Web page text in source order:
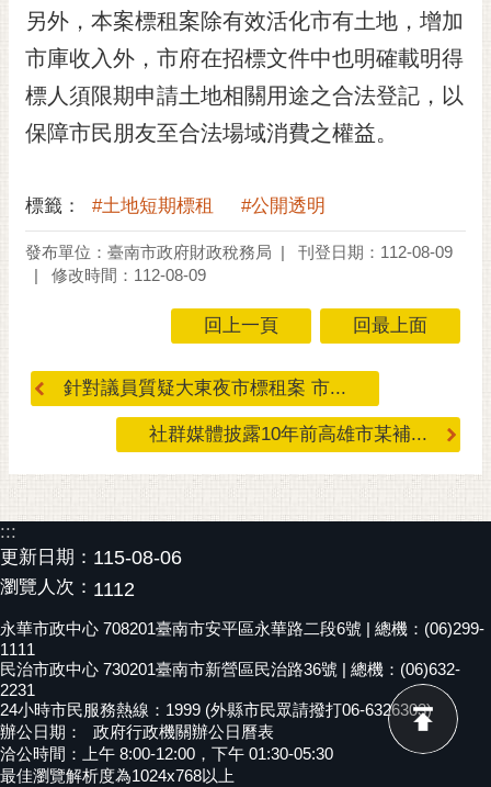
桐
花
祭
網
導
訂
閱
電
民
信
箱
English
日
本
語
隱
另外，本案標租案除有效活化市有土地，增加
市庫收入外，市府在招標文件中也明確載明得
標人須限期申請土地相關用途之合法登記，以
保障市民朋友至合法場域消費之權益。
標籤： #土地短期標租 #公開透明
發布單位：臺南市政府財政稅務局
刊登日期：112-08-09
修改時間：112-08-09
回上一頁 回最上面
針對議員質疑大東夜市標租案 市...
社群媒體披露10年前高雄市某補...
:::
更新日期： 115-08-06
瀏覽人次： 1112
永華市政中心 708201臺南市安平區永華路二段6號 | 總機：(06)299-
1111
民治市政中心 730201臺南市新營區民治路36號 | 總機：(06)632-
2231
24小時市民服務熱線：1999 (外縣市民眾請撥打06-6326303)
辦公日期：
政府行政機關辦公日曆表
洽公時間：上午 8:00-12:00，下午 01:30-05:30
最佳瀏覽解析度為1024x768以上